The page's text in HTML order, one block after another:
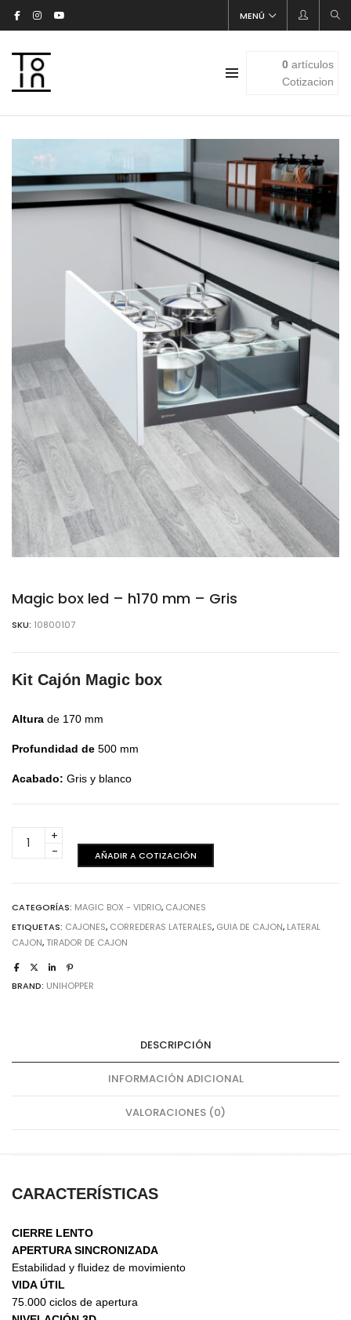
MENÚ
0artículos
Cotizacion
Magic box led – h170 mm – Gris
SKU: 10800107
Kit Cajón Magic box
Altura de 170 mm
Profundidad de 500 mm
Acabado: Gris y blanco
box
-
Gris
cantidad
AÑADIR A COTIZACIÓN
CATEGORÍAS: MAGIC BOX - VIDRIO, CAJONES
ETIQUETAS: CAJONES, CORREDERAS LATERALES, GUIA DE CAJON, LATERAL
CAJON, TIRADOR DE CAJON
BRAND: UNIHOPPER
DESCRIPCIÓN
INFORMACIÓN ADICIONAL
VALORACIONES (0)
CARACTERÍSTICAS
CIERRE LENTO
APERTURA SINCRONIZADA
Estabilidad y fluidez de movimiento
VIDA ÚTIL
75.000 ciclos de apertura